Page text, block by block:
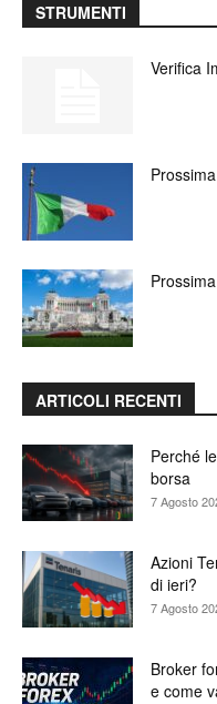
STRUMENTI
Verifica
ARTICOLI RECENTI
Perché
borsa
7 Agosto
Azioni
di ieri?
7 Agosto
Broker
e come